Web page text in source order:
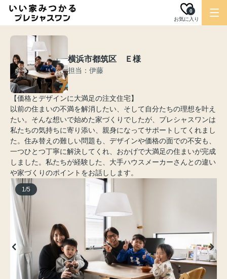
お気に入り
0
横浜市都筑区 Ｅ様
担当：伊藤
【価格とデザインに大満足の注文住宅】
以前の住まいの不満を解消したい、そして自分たちの理想を叶え
たい。そんな想いで始めた家づくりでしたが、プレシャスワンは
私たちの気持ちに寄り添い、親身になってサポートしてくれまし
た。住み替えの難しい問題も、デザインや価格の面での不安も、
一つひとつ丁寧に解決してくれ、おかげで大満足の住まいが完成
しました。私たちが経験した、大手ハウスメーカーさんとの違い
や家づくりのポイントをお話しします。
1/5